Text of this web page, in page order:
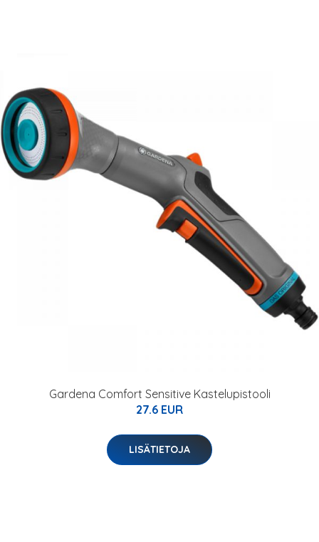
Gardena Comfort Sensitive Kastelupistooli
27.6 EUR
LISÄTIETOJA